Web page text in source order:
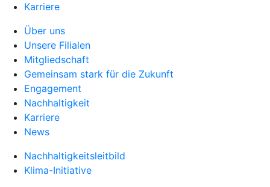
Karriere
Über uns
Unsere Filialen
Mitgliedschaft
Gemeinsam stark für die Zukunft
Engagement
Nachhaltigkeit
Karriere
News
Nachhaltigkeitsleitbild
Klima-Initiative